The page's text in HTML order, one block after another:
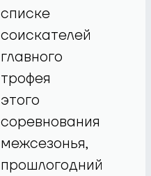
списке
соискателей
главного
трофея
этого
соревнования
межсезонья,
прошлогодний